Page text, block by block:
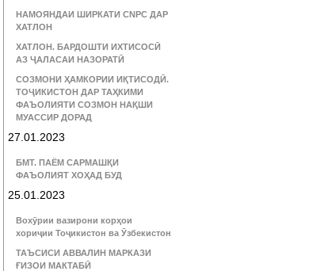
НАМОЯНДАИ ШИРКАТИ CNPC ДАР
ХАТЛОН
ХАТЛОН. БАРДОШТИ ИХТИСОСӢ
АЗ ҶАЛАСАИ НАЗОРАТӢ
СОЗМОНИ ҲАМКОРИИ ИҚТИСОДӢ.
ТОҶИКИСТОН ДАР ТАҲКИМИ
ФАЪОЛИЯТИ СОЗМОН НАҚШИ
МУАССИР ДОРАД
27.01.2023
БМТ. ПАЁМ САРМАШҚИ
ФАЪОЛИЯТ ХОҲАД БУД
25.01.2023
Вохӯрии вазирони корҳои
хориҷии Тоҷикистон ва Ӯзбекистон
ТАЪСИСИ АВВАЛИН МАРКАЗИ
ҒИЗОИ МАКТАБӢ